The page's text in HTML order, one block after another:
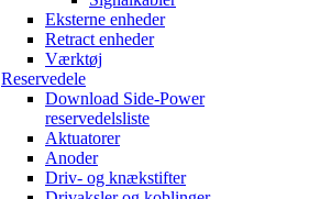
Eksterne enheder
Retract enheder
Værktøj
Reservedele
Download Side-Power
reservedelsliste
Aktuatorer
Anoder
Driv- og knækstifter